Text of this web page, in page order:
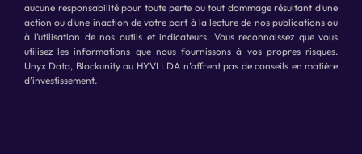
aucune responsabilité pour toute perte ou tout dommage résultant d’une
action ou d’une inaction de votre part à la lecture de nos publications ou
à l’utilisation de nos outils et indicateurs. Vous reconnaissez que vous
utilisez les informations que nous fournissons à vos propres risques.
Unyx Data, Blockunity ou HYVI LDA n’offrent pas de conseils en matière
d’investissement.